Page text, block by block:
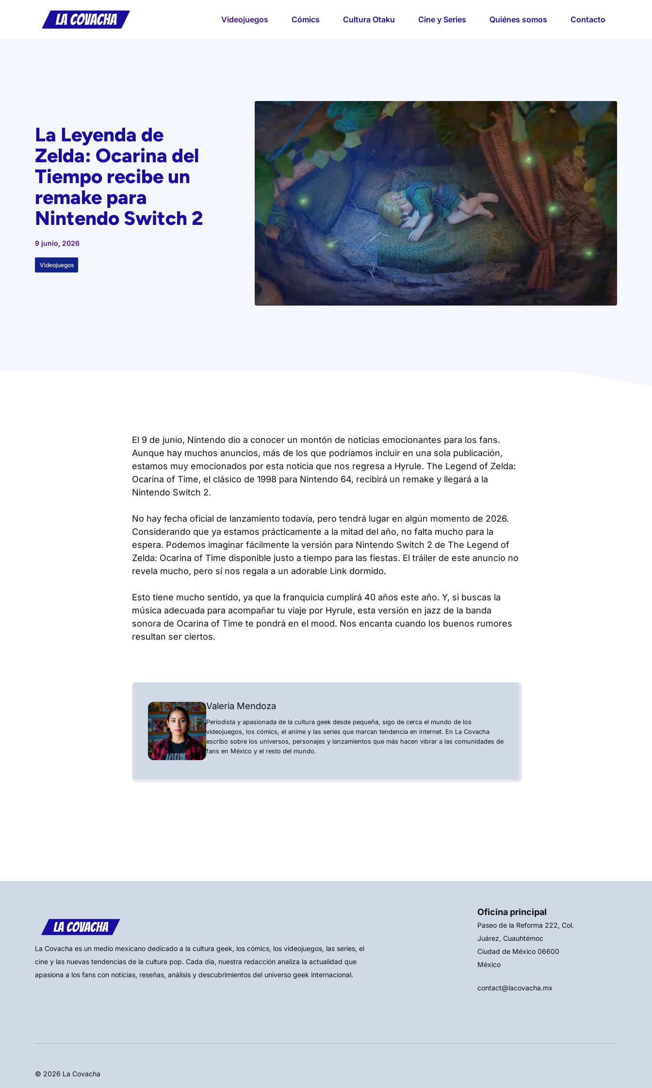
Videojuegos Cómics Cultura Otaku Cine y Series Quiénes somos Contacto
La Leyenda de
Zelda: Ocarina del
Tiempo recibe un
remake para
Nintendo Switch 2
9 junio, 2026
Videojuegos
El 9 de junio, Nintendo dio a conocer un montón de noticias emocionantes para los fans.
Aunque hay muchos anuncios, más de los que podríamos incluir en una sola publicación,
estamos muy emocionados por esta noticia que nos regresa a Hyrule. The Legend of Zelda:
Ocarina of Time, el clásico de 1998 para Nintendo 64, recibirá un remake y llegará a la
Nintendo Switch 2.
No hay fecha oficial de lanzamiento todavía, pero tendrá lugar en algún momento de 2026.
Considerando que ya estamos prácticamente a la mitad del año, no falta mucho para la
espera. Podemos imaginar fácilmente la versión para Nintendo Switch 2 de The Legend of
Zelda: Ocarina of Time disponible justo a tiempo para las fiestas. El tráiler de este anuncio no
revela mucho, pero sí nos regala a un adorable Link dormido.
Esto tiene mucho sentido, ya que la franquicia cumplirá 40 años este año. Y, si buscas la
música adecuada para acompañar tu viaje por Hyrule, esta versión en jazz de la banda
sonora de Ocarina of Time te pondrá en el mood. Nos encanta cuando los buenos rumores
resultan ser ciertos.
Valeria Mendoza
Periodista y apasionada de la cultura geek desde pequeña, sigo de cerca el mundo de los
videojuegos, los cómics, el anime y las series que marcan tendencia en internet. En La Covacha
escribo sobre los universos, personajes y lanzamientos que más hacen vibrar a las comunidades de
fans en México y el resto del mundo.
La Covacha es un medio mexicano dedicado a la cultura geek, los cómics, los videojuegos, las series, el
cine y las nuevas tendencias de la cultura pop. Cada día, nuestra redacción analiza la actualidad que
apasiona a los fans con noticias, reseñas, análisis y descubrimientos del universo geek internacional.
Oficina principal
Paseo de la Reforma 222, Col.
Juárez, Cuauhtémoc
Ciudad de México 06600
México
contact@lacovacha.mx
© 2026 La Covacha